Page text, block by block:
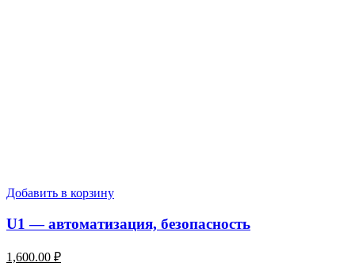
Добавить в корзину
U1 — автоматизация, безопасность
1,600.00 ₽